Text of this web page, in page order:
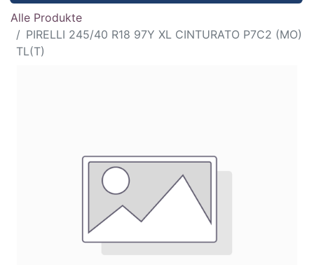
Alle Produkte
PIRELLI 245/40 R18 97Y XL CINTURATO P7C2 (MO)
TL(T)